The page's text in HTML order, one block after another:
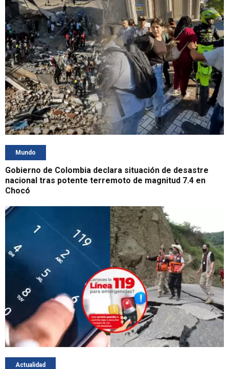
Mundo
Gobierno de Colombia declara situación de desastre
nacional tras potente terremoto de magnitud 7.4 en
Chocó
Actualidad